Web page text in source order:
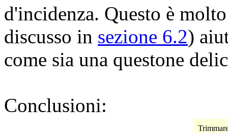
d'incidenza. Questo è
discusso in sezione 6.2)
come sia una questone
Conclusioni: